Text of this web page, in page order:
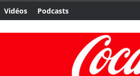
Vidéos Podcasts